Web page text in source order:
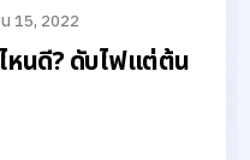
15, 2022
หนดี? ดับไฟแต่ต้น